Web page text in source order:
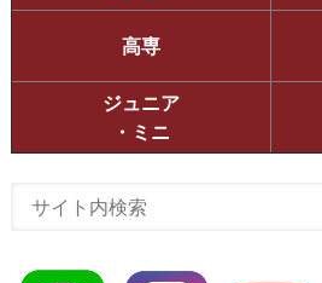
高専
ジュニア
・ミニ